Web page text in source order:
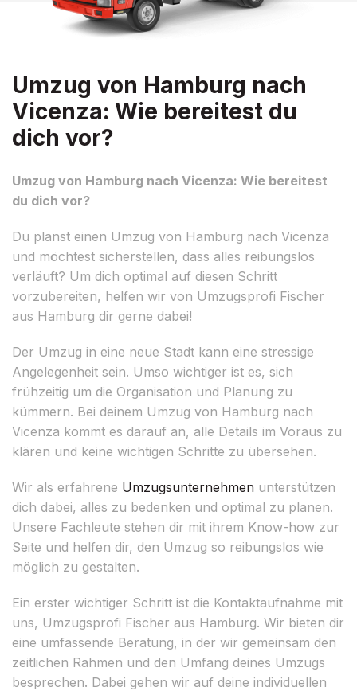
Umzug von Hamburg nach
Vicenza: Wie bereitest du
dich vor?
Umzug von Hamburg nach Vicenza: Wie bereitest
du dich vor?
Du planst einen Umzug von Hamburg nach Vicenza
und möchtest sicherstellen, dass alles reibungslos
verläuft? Um dich optimal auf diesen Schritt
vorzubereiten, helfen wir von Umzugsprofi Fischer
aus Hamburg dir gerne dabei!
Der Umzug in eine neue Stadt kann eine stressige
Angelegenheit sein. Umso wichtiger ist es, sich
frühzeitig um die Organisation und Planung zu
kümmern. Bei deinem Umzug von Hamburg nach
Vicenza kommt es darauf an, alle Details im Voraus zu
klären und keine wichtigen Schritte zu übersehen.
Wir als erfahrene Umzugsunternehmen unterstützen
dich dabei, alles zu bedenken und optimal zu planen.
Unsere Fachleute stehen dir mit ihrem Know-how zur
Seite und helfen dir, den Umzug so reibungslos wie
möglich zu gestalten.
Ein erster wichtiger Schritt ist die Kontaktaufnahme mit
uns, Umzugsprofi Fischer aus Hamburg. Wir bieten dir
eine umfassende Beratung, in der wir gemeinsam den
zeitlichen Rahmen und den Umfang deines Umzugs
besprechen. Dabei gehen wir auf deine individuellen